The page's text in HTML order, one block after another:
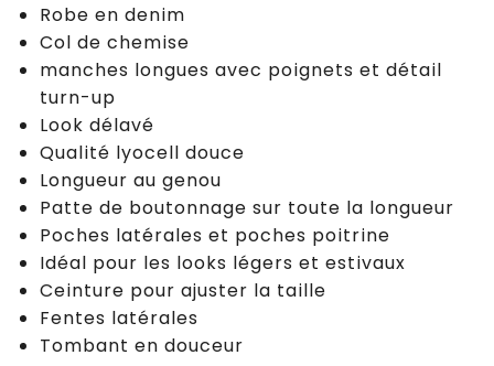
Robe en denim
Col de chemise
manches longues avec poignets et détail
turn-up
Look délavé
Qualité lyocell douce
Longueur au genou
Patte de boutonnage sur toute la longueur
Poches latérales et poches poitrine
Idéal pour les looks légers et estivaux
Ceinture pour ajuster la taille
Fentes latérales
Tombant en douceur